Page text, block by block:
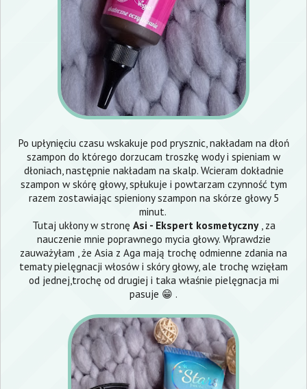
Po upłynięciu czasu wskakuje pod prysznic, nakładam na dłoń
szampon do którego dorzucam troszkę wody i spieniam w
dłoniach, następnie nakładam na skalp. Wcieram dokładnie
szampon w skórę głowy, spłukuje i powtarzam czynność tym
razem zostawiając spieniony szampon na skórze głowy 5
minut.
Tutaj ukłony w stronę Asi - Ekspert kosmetyczny, za
nauczenie mnie poprawnego mycia głowy. Wprawdzie
zauważyłam , że Asia z Aga mają trochę odmienne zdania na
tematy pielęgnacji włosów i skóry głowy, ale trochę wzięłam
od jednej,trochę od drugiej i taka właśnie pielęgnacja mi
pasuje 😁 .